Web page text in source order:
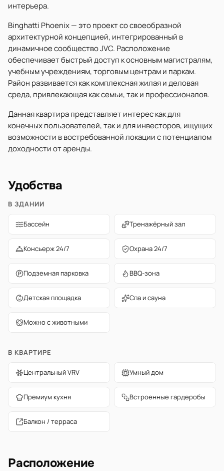
интерьера.
Binghatti Phoenix — это проект со своеобразной
архитектурной концепцией, интегрированный в
динамичное сообщество JVC. Расположение
обеспечивает быстрый доступ к основным магистралям,
учебным учреждениям, торговым центрам и паркам.
Район развивается как комплексная жилая и деловая
среда, привлекающая как семьи, так и профессионалов.
Данная квартира представляет интерес как для
конечных пользователей, так и для инвесторов, ищущих
возможности в востребованной локации с потенциалом
доходности от аренды.
Удобства
В ЗДАНИИ
Бассейн Тренажёрный зал
Консьерж 24/7 Охрана 24/7
Подземная парковка BBQ-зона
Детская площадка Спа и сауна
Можно с животными
В КВАРТИРЕ
Центральный VRV Умный дом
Премиум кухня Встроенные гардеробы
Балкон / терраса
Расположение